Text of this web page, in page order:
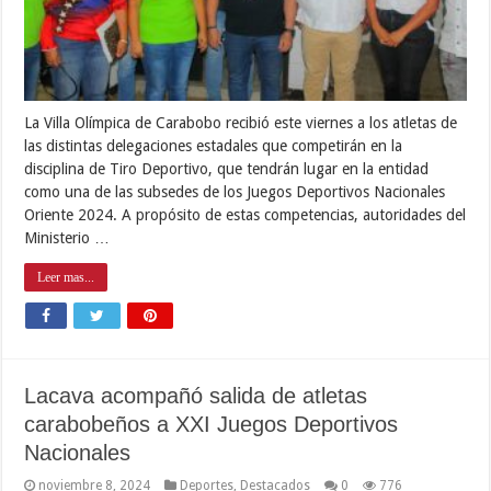
La Villa Olímpica de Carabobo recibió este viernes a los atletas de
las distintas delegaciones estadales que competirán en la
disciplina de Tiro Deportivo, que tendrán lugar en la entidad
como una de las subsedes de los Juegos Deportivos Nacionales
Oriente 2024. A propósito de estas competencias, autoridades del
Ministerio …
Leer mas...
Lacava acompañó salida de atletas
carabobeños a XXI Juegos Deportivos
Nacionales
noviembre 8, 2024 Deportes, Destacados 0 776